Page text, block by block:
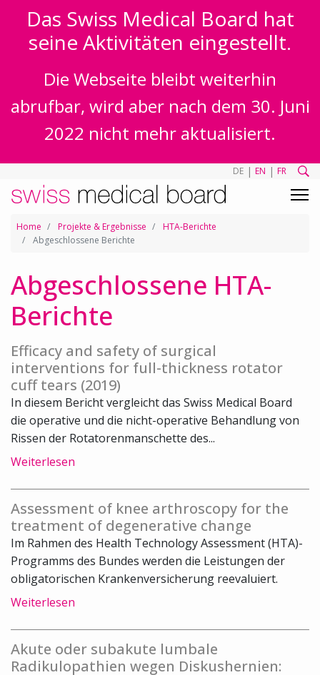
Das Swiss Medical Board hat
seine Aktivitäten eingestellt.
Die Webseite bleibt weiterhin
abrufbar, wird aber nach dem 30. Juni
2022 nicht mehr aktualisiert.
DE | EN | FR
Home Projekte & Ergebnisse
HTA-Berichte
Abgeschlossene Berichte
Abgeschlossene HTA-
Berichte
Efficacy and safety of surgical
interventions for full-thickness rotator
cuff tears (2019)
In diesem Bericht vergleicht das Swiss Medical Board
die operative und die nicht-operative Behandlung von
Rissen der Rotatorenmanschette des...
Weiterlesen
Assessment of knee arthroscopy for the
treatment of degenerative change
Im Rahmen des Health Technology Assessment (HTA)-
Programms des Bundes werden die Leistungen der
obligatorischen Krankenversicherung reevaluiert.
Weiterlesen
Akute oder subakute lumbale
Radikulopathien wegen Diskushernien: